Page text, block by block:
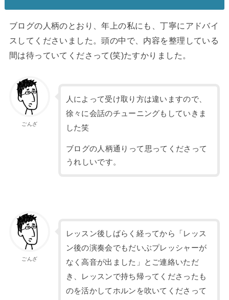
ブログの人柄のとおり、年上の私にも、丁寧にアドバイ
スしてくださいました。頭の中で、内容を整理している
間は待っていてくださって(笑)たすかりました。
ごんざ
人によって受け取り方は違いますので、
徐々に会話のチューニングもしていきま
した笑
ブログの人柄通りって思ってくださって
うれしいです。
ごんざ
レッスン後しばらく経ってから「レッス
ン後の演奏会でもだいぶプレッシャーが
なく高音が出ました」とご連絡いただ
き、レッスンで持ち帰ってくださったも
のを活かしてホルンを吹いてくださって